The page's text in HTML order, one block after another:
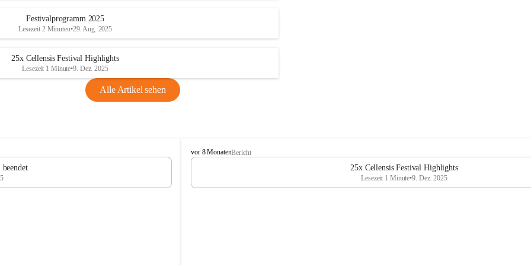
Festivalprogramm 2025
Lesezeit 2 Minuten•29. Aug. 2025
25x Cellensis Festival Highlights
Lesezeit 1 Minute•9. Dez. 2025
Alle Artikel sehen
C
e
l
vor 8 MonatenBericht
25x Cellensis Festival Highlights
Lesezeit 1 Minute•9. Dez. 2025